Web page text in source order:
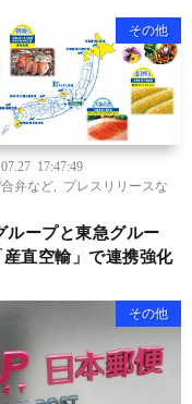
その他
17:47:49
弁など
プレスリリースな
ループと東急グルー
産直空輸」で連携強化
その他